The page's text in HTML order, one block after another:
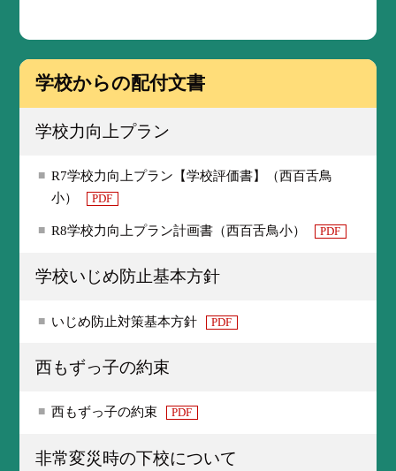
学校からの配付文書
学校力向上プラン
R7学校力向上プラン【学校評価書】（西百舌鳥
小）
PDF
R8学校力向上プラン計画書（西百舌鳥小） PDF
学校いじめ防止基本方針
いじめ防止対策基本方針 PDF
西もずっ子の約束
西もずっ子の約束 PDF
非常変災時の下校について